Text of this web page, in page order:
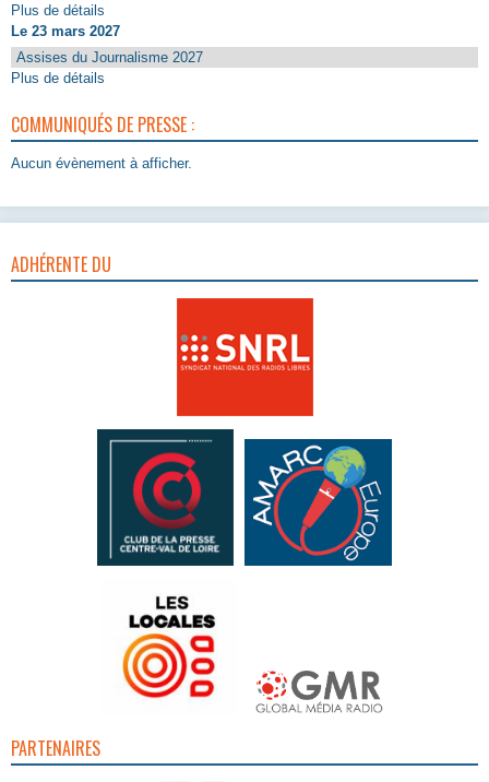
Plus de détails
Le 23 mars 2027
Assises du Journalisme 2027
Plus de détails
COMMUNIQUÉS DE PRESSE :
Aucun évènement à afficher.
ADHÉRENTE DU
PARTENAIRES